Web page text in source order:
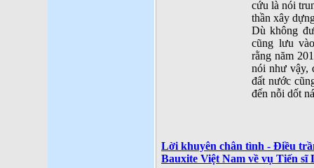
cứu là nói
thần xây
Dù không
cũng lưu
rằng năm
nói như vậy,
đất nước
đến nỗi dốt
Lời khuyên chân tình - Điều
Bauxite Việt Nam về vụ Tiến